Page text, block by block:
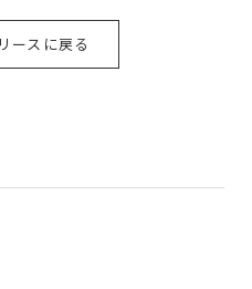
ースに戻る